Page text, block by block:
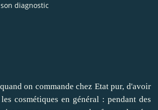
diagnostic
on commande chez Etat pur, d'avoir
cosmétiques en général : pendant des